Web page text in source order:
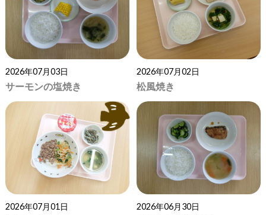
2026年07月03日
サーモンの塩焼き
2026年07月02日
松風焼き
2026年07月01日 2026年06月30日